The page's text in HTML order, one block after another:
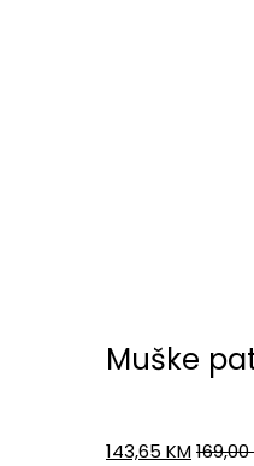
Muške
143,65 KM169,00